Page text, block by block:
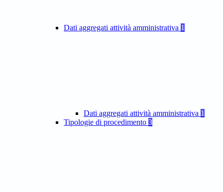
Dati aggregati attività amministrativa 1
Dati aggregati attività amministrativa 1
Tipologie di procedimento 3